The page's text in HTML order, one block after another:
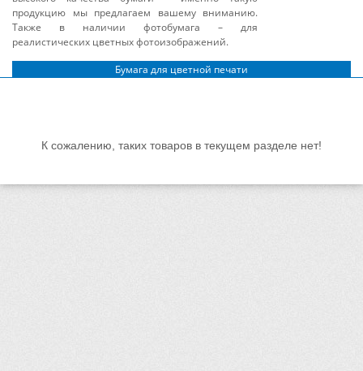
продукцию мы предлагаем вашему вниманию.
Также в наличии фотобумага – для
реалистических цветных фотоизображений.
Бумага для цветной печати
К сожалению, таких товаров в текущем разделе нет!